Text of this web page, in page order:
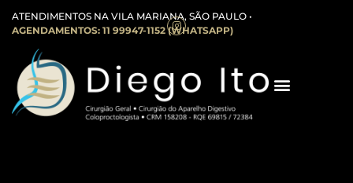
ATENDIMENTOS NA VILA MARIANA, SÃO PAULO •
AGENDAMENTOS: 11 99947-1152 (WHATSAPP)